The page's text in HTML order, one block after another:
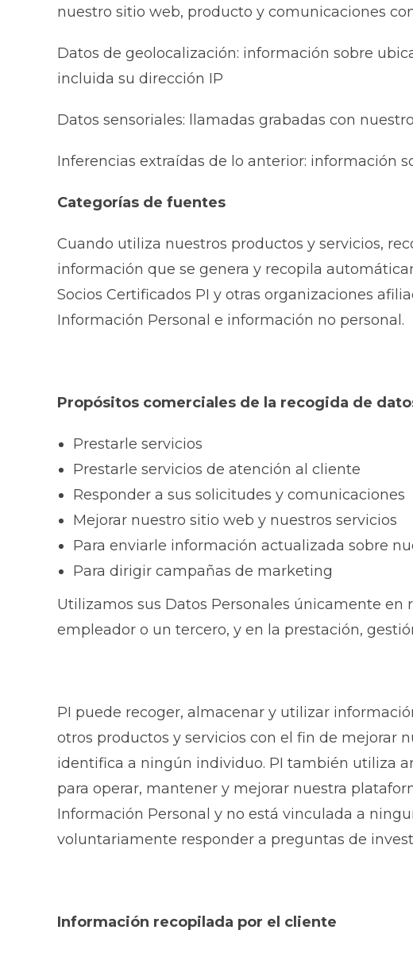
nuestro sitio web, producto y comunicaciones
Datos de geolocalización: información sobre
incluida su dirección IP
Datos sensoriales: llamadas grabadas con
Inferencias extraídas de lo anterior: información
Categorías de fuentes
Cuando utiliza nuestros productos y servicios,
información que se genera y recopila
Socios Certificados PI y otras organizaciones
Información Personal e información no personal.
Propósitos comerciales de la recogida de
Prestarle servicios
Prestarle servicios de atención al cliente
Responder a sus solicitudes y comunicaciones
Mejorar nuestro sitio web y nuestros servicios
Para enviarle información actualizada sobre
Para dirigir campañas de marketing
Utilizamos sus Datos Personales únicamente
empleador o un tercero, y en la prestación,
PI puede recoger, almacenar y utilizar
otros productos y servicios con el fin de mejorar
identifica a ningún individuo. PI también utiliza
para operar, mantener y mejorar nuestra
Información Personal y no está vinculada a
voluntariamente responder a preguntas de
Información recopilada por el cliente